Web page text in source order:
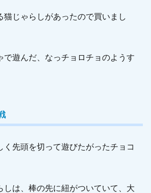
猫じゃらしがあったので買いまし
で遊んだ、なっチョロチョのようす
く先頭を切って遊びたがったチョコ
しは、棒の先に紐がついていて、大